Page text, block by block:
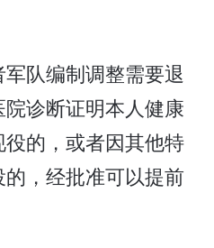
队编制调整需要退
诊断证明本人健康
的，或者因其他特
，经批准可以提前